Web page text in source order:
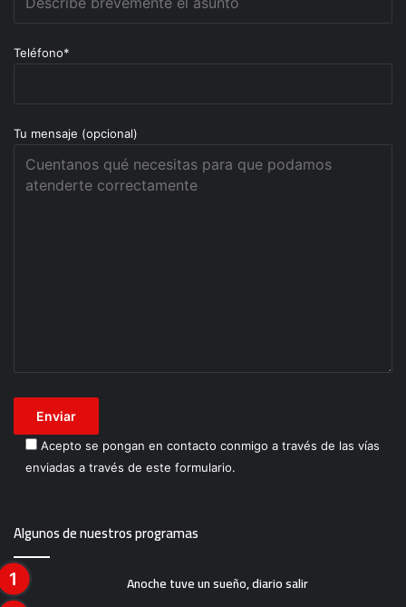
Teléfono*
Tu mensaje (opcional)
Acepto se pongan en contacto conmigo a través de las vías
enviadas a través de este formulario.
Algunos de nuestros programas
Anoche tuve un sueño, diario salir